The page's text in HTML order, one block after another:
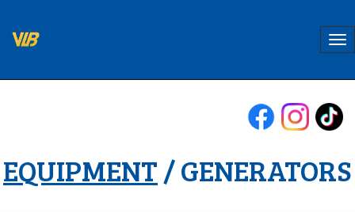
EQUIPMENT/ GENERATORS